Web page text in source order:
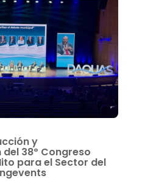
y
38º Congreso
para el Sector del